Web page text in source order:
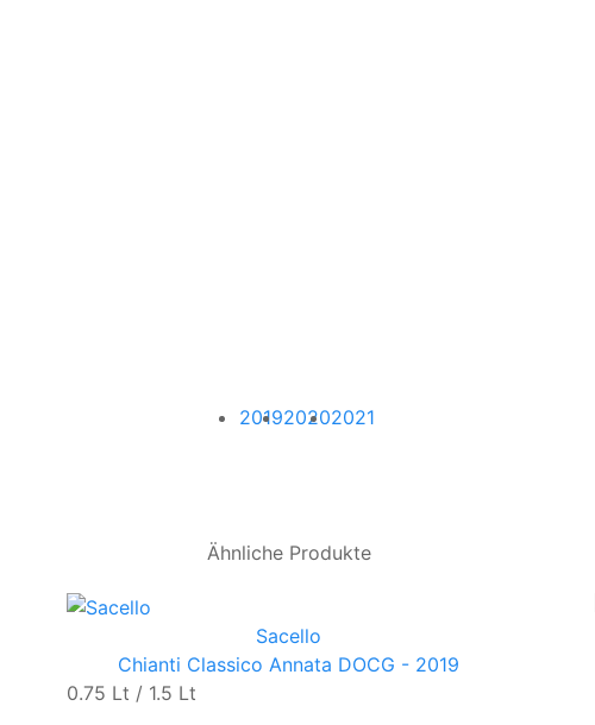
201920202021
Ähnliche Produkte
Sacello
Chianti Classico Annata DOCG - 2019
0.75 Lt / 1.5 Lt